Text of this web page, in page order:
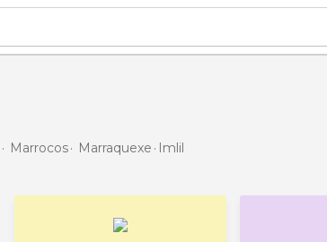
Marrocos Marraquexe Imlil